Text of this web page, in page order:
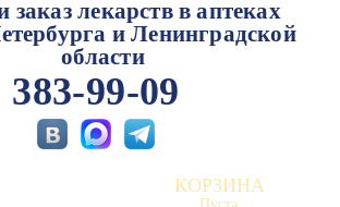
заказ лекарств в аптеках
и Ленинградской
области
383-99-09
КОРЗИНА